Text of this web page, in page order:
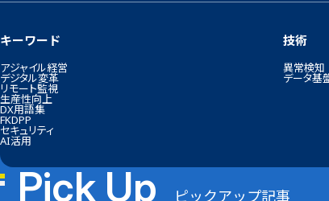
キーワード
アジャイル経営
デジタル変革
リモート監視
生産性向上
DX用語集
FKDPP
セキュリティ
AI活用
技術
異常検知
データ基
Pick Up ピックアップ記事